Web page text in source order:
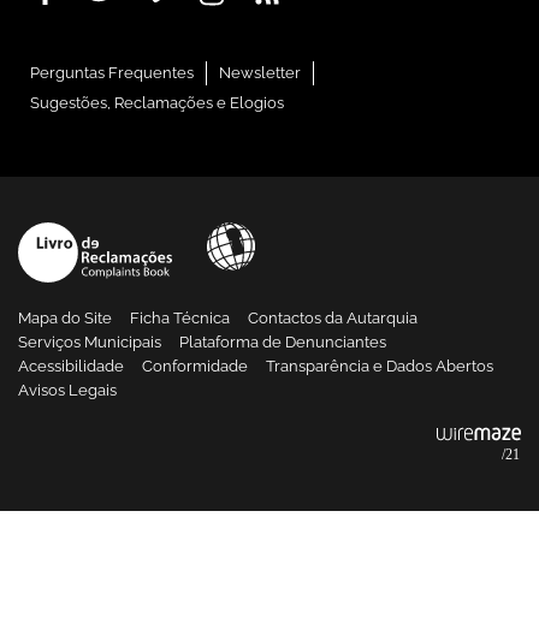
Perguntas Frequentes
Newsletter
Sugestões, Reclamações e Elogios
Mapa do Site Ficha Técnica
Contactos da Autarquia
Serviços Municipais
Plataforma de Denunciantes
Acessibilidade
Conformidade
Transparência e Dados Abertos
Avisos Legais